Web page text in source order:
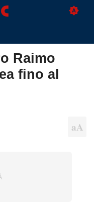
Raimo
fino al